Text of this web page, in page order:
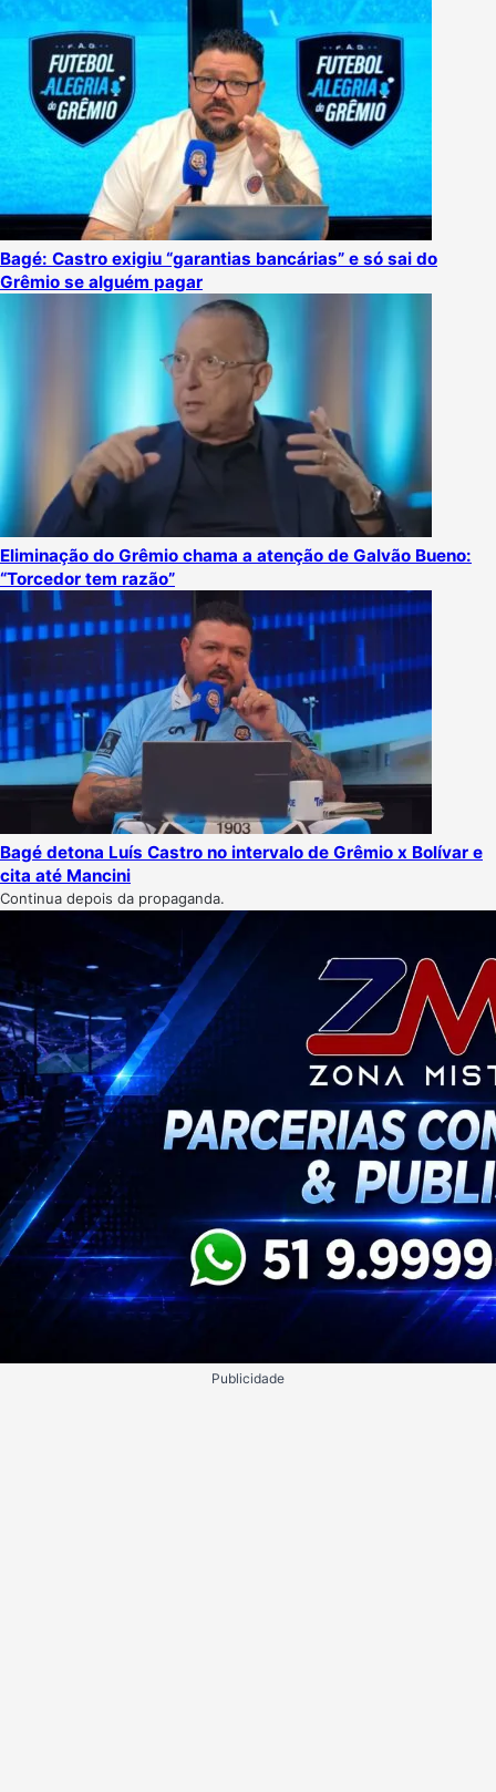
Bagé: Castro exigiu “garantias bancárias” e só sai do
Grêmio se alguém pagar
Eliminação do Grêmio chama a atenção de Galvão Bueno:
“Torcedor tem razão”
Bagé detona Luís Castro no intervalo de Grêmio x Bolívar e
cita até Mancini
Continua depois da propaganda.
Publicidade